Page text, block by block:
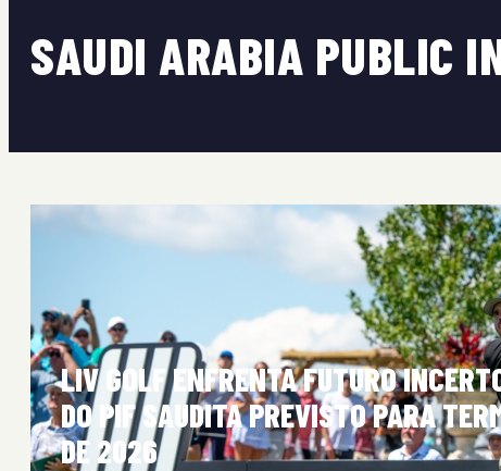
SAUDI ARABIA PUBLIC
LIV GOLF ENFRENTA FUTURO
DO PIF SAUDITA PREVISTO PARA
DE 2026